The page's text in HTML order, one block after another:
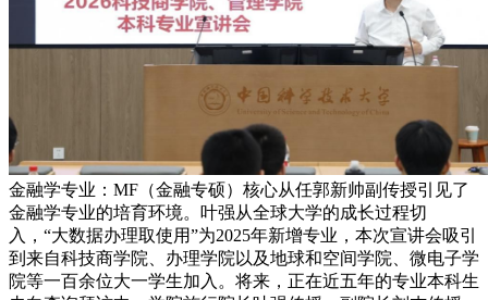
金融学专业：MF（金融专硕）核心从任郭新帅副传授引见了
金融学专业的培育环境。叶强从全球大学的成长过程切
入，“大数据办理取使用”为2025年新增专业，本次宣讲会吸引
到来自科技商学院、办理学院以及地球和空间学院、微电子学
院等一百余位大一学生加入。将来，正在近五年的专业本科生